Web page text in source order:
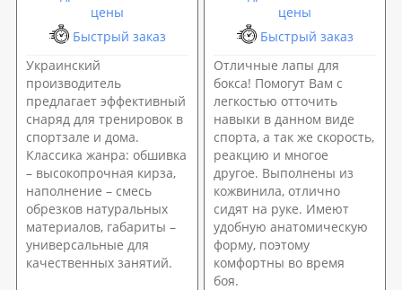
цены
Быстрый заказ
Украинский
производитель
предлагает эффективный
снаряд для тренировок в
спортзале и дома.
Классика жанра: обшивка
– высокопрочная кирза,
наполнение – смесь
обрезков натуральных
материалов, габариты –
универсальные для
качественных занятий.
цены
Быстрый заказ
Отличные лапы для
бокса! Помогут Вам с
легкостью отточить
навыки в данном виде
спорта, а так же скорость,
реакцию и многое
другое. Выполнены из
кожвинила, отлично
сидят на руке. Имеют
удобную анатомическую
форму, поэтому
комфортны во время
боя.